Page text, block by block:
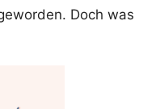
Doch was